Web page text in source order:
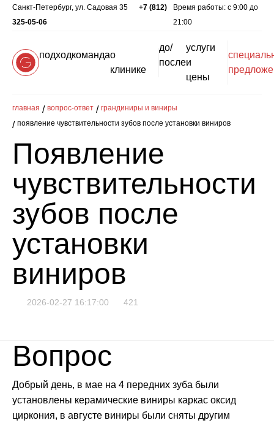
Санкт-Петербург, ул. Садовая 35
+7 (812)
325-05-06
Время работы: c 9:00 до
21:00
подходкомандао
клинике
до/
после
услуги
и
цены
главная вопрос-ответ
грандиниры и виниры
появление чувствительности зубов после установки виниров
Появление
чувствительности
зубов после
установки
виниров
2026-02-27 16:17:00 421
Вопрос
Добрый день, в мае на 4 передних зуба были
установлены керамические виниры каркас оксид
циркония, в августе виниры были сняты другим